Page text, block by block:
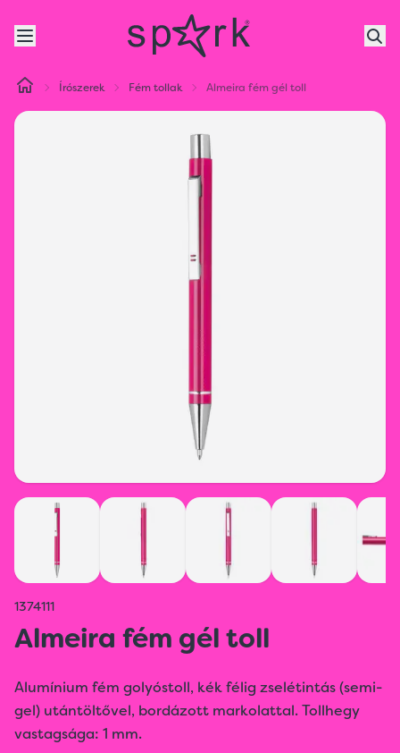
Írószerek Fém tollak Almeira fém gél toll
1374111
Almeira fém gél toll
Alumínium fém golyóstoll, kék félig zselétintás (semi-
gel) utántöltővel, bordázott markolattal. Tollhegy
vastagsága: 1 mm.